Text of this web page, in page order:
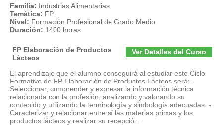
Familia: Industrias Alimentarias
Temática: FP
Nivel: Formación Profesional de Grado Medio
Duración: 1400 horas
Ver Detalles del Curso
FP Elaboración de Productos
Lácteos
El aprendizaje que el alumno conseguirá al estudiar este Ciclo
Formativo de FP Elaboración de Productos Lácteos será: -
Seleccionar, comprender y expresar la información técnica
relacionada con la profesión, analizando y valorando su
contenido y utilizando la terminología y simbología adecuadas. -
Caracterizar y relacionar entre sí las materias primas y los
productos lácteos y realizar su recepció...